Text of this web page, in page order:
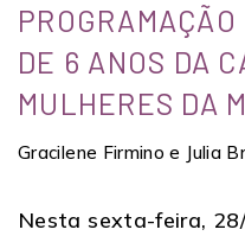
DE 6 ANOS DA
MULHERES DA
Gracilene Firmino e Julia
Nesta sexta-feira,